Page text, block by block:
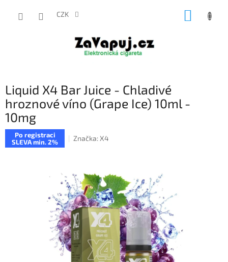
CZK
Liquid X4 Bar Juice - Chladivé
hroznové víno (Grape Ice) 10ml -
10mg
Po registraci
SLEVA min. 2%
Značka:X4